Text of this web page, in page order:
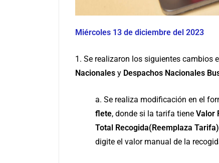
Miércoles 13 de diciembre del 2023
1. Se realizaron los siguientes cambios
Nacionales y Despachos Nacionales
a. Se realiza modificación en el
flete, donde si la tarifa tiene Valor
Total Recogida(Reemplaza
digite el valor manual de la